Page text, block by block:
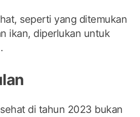
seperti yang ditemukan
ikan, diperlukan untuk
di tahun 2023 bukan